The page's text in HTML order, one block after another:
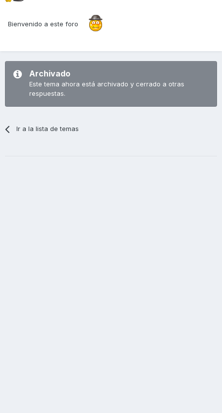
Bienvenido a este foro
Archivado
Este tema ahora está archivado y cerrado a otras
respuestas.
Ir a la lista de temas